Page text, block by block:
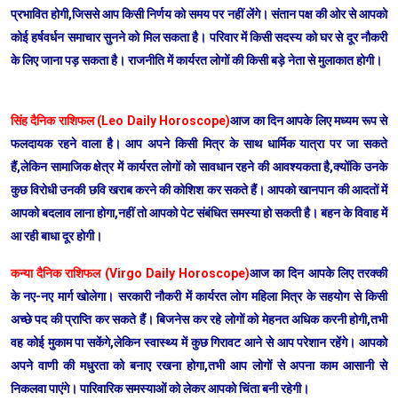
प्रभावित होगी,जिससे आप किसी निर्णय को समय पर नहीं लेंगे। संतान पक्ष की ओर से आपको
कोई हर्षवर्धन समाचार सुनने को मिल सकता है। परिवार में किसी सदस्य को घर से दूर नौकरी
के लिए जाना पड़ सकता है। राजनीति में कार्यरत लोगों की किसी बड़े नेता से मुलाकात होगी।
सिंह दैनिक राशिफल (Leo Daily Horoscope)आज का दिन आपके लिए मध्यम रूप से
फलदायक रहने वाला है। आप अपने किसी मित्र के साथ धार्मिक यात्रा पर जा सकते
हैं,लेकिन सामाजिक क्षेत्र में कार्यरत लोगों को सावधान रहने की आवश्यकता है,क्योंकि उनके
कुछ विरोधी उनकी छवि खराब करने की कोशिश कर सकते हैं। आपको खानपान की आदतों में
आपको बदलाव लाना होगा,नहीं तो आपको पेट संबंधित समस्या हो सकती है। बहन के विवाह में
आ रही बाधा दूर होगी।
कन्या दैनिक राशिफल (Virgo Daily Horoscope)आज का दिन आपके लिए तरक्की
के नए-नए मार्ग खोलेगा। सरकारी नौकरी में कार्यरत लोग महिला मित्र के सहयोग से किसी
अच्छे पद की प्राप्ति कर सकते हैं। बिजनेस कर रहे लोगों को मेहनत अधिक करनी होगी,तभी
वह कोई मुकाम पा सकेंगे,लेकिन स्वास्थ्य में कुछ गिरावट आने से आप परेशान रहेंगे। आपको
अपने वाणी की मधुरता को बनाए रखना होगा,तभी आप लोगों से अपना काम आसानी से
निकलवा पाएंगे। पारिवारिक समस्याओं को लेकर आपको चिंता बनी रहेगी।